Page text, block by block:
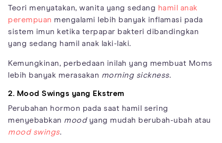
Teori menyatakan, wanita yang sedang hamil anak
perempuan mengalami lebih banyak inflamasi pada
sistem imun ketika terpapar bakteri dibandingkan
yang sedang hamil anak laki-laki.
Kemungkinan, perbedaan inilah yang membuat Moms
lebih banyak merasakan morning sickness.
2. Mood Swings yang Ekstrem
Perubahan hormon pada saat hamil sering
menyebabkan moodyang mudah berubah-ubah atau
mood swings.